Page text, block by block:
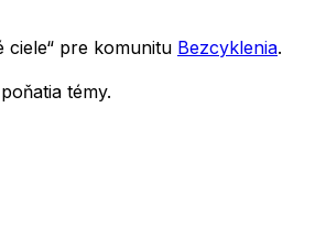
ciele“ pre komunitu Bezcyklenia.
témy.